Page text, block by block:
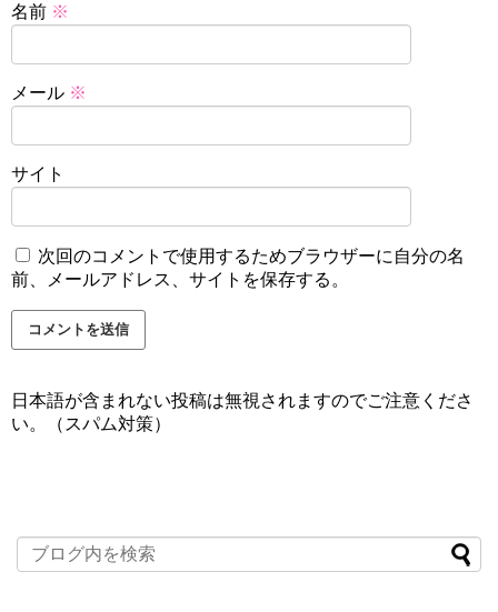
名前 ※
メール ※
サイト
次回のコメントで使用するためブラウザーに自分の名
前、メールアドレス、サイトを保存する。
日本語が含まれない投稿は無視されますのでご注意くださ
い。（スパム対策）